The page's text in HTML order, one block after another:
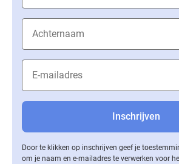
Door te klikken op inschrijven geef je
om je naam en e-mailadres te verwerken voor